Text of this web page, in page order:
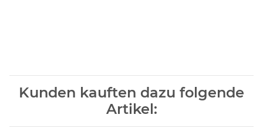
Kunden kauften dazu folgende
Artikel: